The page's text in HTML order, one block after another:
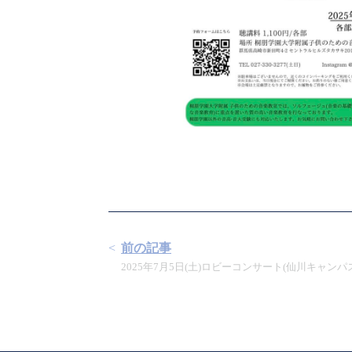
前の記事
2025年7月5日(土)ロビーコンサート(仙川キャンパ